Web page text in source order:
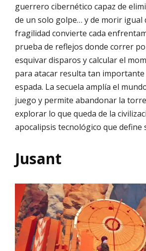
guerrero cibernético capaz de
de un solo golpe… y de morir igual
fragilidad convierte cada
prueba de reflejos donde correr
esquivar disparos y calcular el
para atacar resulta tan
espada. La secuela amplía el
juego y permite abandonar la
explorar lo que queda de la
apocalipsis tecnológico que define
Jusant